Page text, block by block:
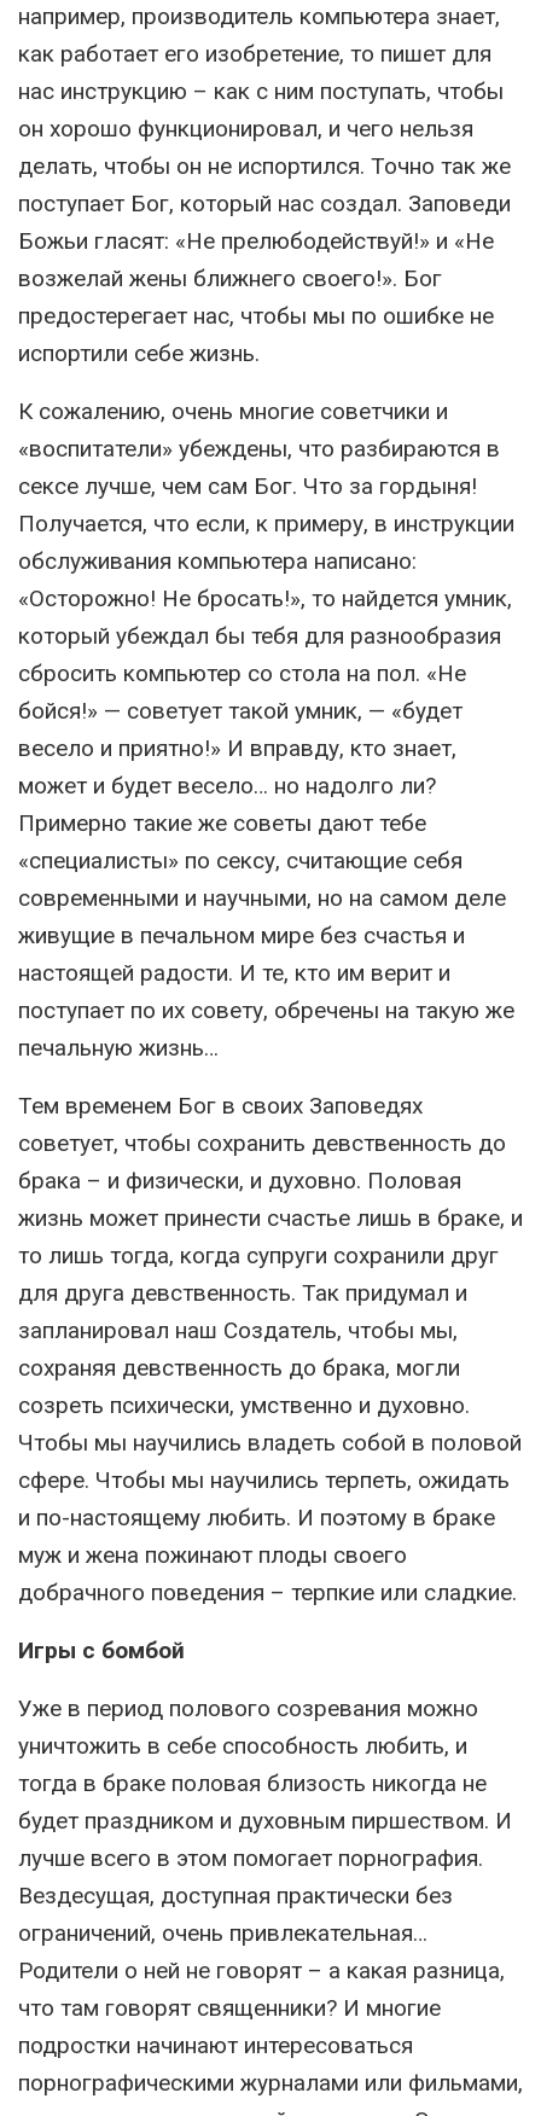
например, производитель компьютера знает,
как работает его изобретение, то пишет для
нас инструкцию – как с ним поступать, чтобы
он хорошо функционировал, и чего нельзя
делать, чтобы он не испортился. Точно так же
поступает Бог, который нас создал. Заповеди
Божьи гласят: «Не прелюбодействуй!» и «Не
возжелай жены ближнего своего!». Бог
предостерегает нас, чтобы мы по ошибке не
испортили себе жизнь.
К сожалению, очень многие советчики и
«воспитатели» убеждены, что разбираются в
сексе лучше, чем сам Бог. Что за гордыня!
Получается, что если, к примеру, в инструкции
обслуживания компьютера написано:
«Осторожно! Не бросать!», то найдется умник,
который убеждал бы тебя для разнообразия
сбросить компьютер со стола на пол. «Не
бойся!» — советует такой умник, — «будет
весело и приятно!» И вправду, кто знает,
может и будет весело… но надолго ли?
Примерно такие же советы дают тебе
«специалисты» по сексу, считающие себя
современными и научными, но на самом деле
живущие в печальном мире без счастья и
настоящей радости. И те, кто им верит и
поступает по их совету, обречены на такую же
печальную жизнь…
Тем временем Бог в своих Заповедях
советует, чтобы сохранить девственность до
брака – и физически, и духовно. Половая
жизнь может принести счастье лишь в браке, и
то лишь тогда, когда супруги сохранили друг
для друга девственность. Так придумал и
запланировал наш Создатель, чтобы мы,
сохраняя девственность до брака, могли
созреть психически, умственно и духовно.
Чтобы мы научились владеть собой в половой
сфере. Чтобы мы научились терпеть, ожидать
и по-настоящему любить. И поэтому в браке
муж и жена пожинают плоды своего
добрачного поведения – терпкие или сладкие.
Игры с бомбой
Уже в период полового созревания можно
уничтожить в себе способность любить, и
тогда в браке половая близость никогда не
будет праздником и духовным пиршеством. И
лучше всего в этом помогает порнография.
Вездесущая, доступная практически без
ограничений, очень привлекательная…
Родители о ней не говорят – а какая разница,
что там говорят священники? И многие
подростки начинают интересоваться
порнографическими журналами или фильмами,